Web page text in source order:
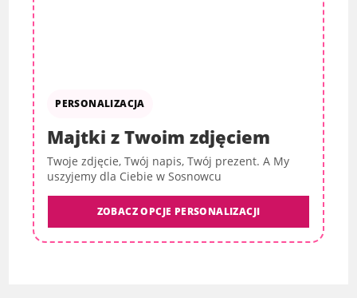
PERSONALIZACJA
Majtki z Twoim zdjęciem
Twoje zdjęcie, Twój napis, Twój prezent. A My
uszyjemy dla Ciebie w Sosnowcu
ZOBACZ OPCJE PERSONALIZACJI